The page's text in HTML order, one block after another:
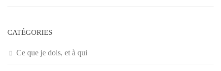
CATÉGORIES
Ce que je dois, et à qui